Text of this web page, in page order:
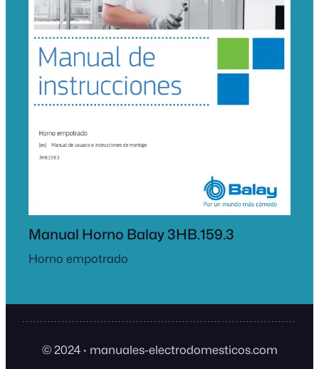
Manual Horno Balay 3HB.159.3
Horno empotrado
© 2024 · manuales-electrodomesticos.com